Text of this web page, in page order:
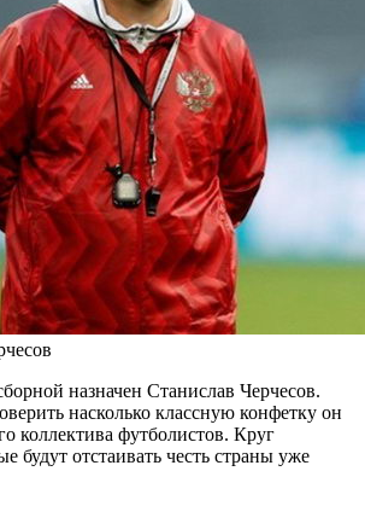
назначен Станислав Черчесов.
насколько классную конфетку он
коллектива футболистов. Круг
будут отстаивать честь страны уже